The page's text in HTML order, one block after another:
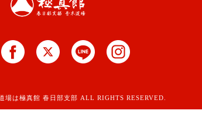
場は極真館 春日部支部 ALL RIGHTS RESERVED.